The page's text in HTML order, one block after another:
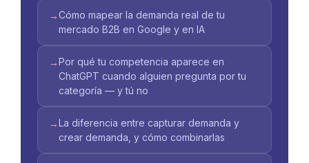
→Cómo mapear la demanda real de tu
mercado B2B en Google y en IA
→Por qué tu competencia aparece en
ChatGPT cuando alguien pregunta por tu
categoría — y tú no
→La diferencia entre capturar demanda y
crear demanda, y cómo combinarlas